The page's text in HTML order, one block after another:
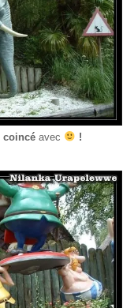
coincéavec !